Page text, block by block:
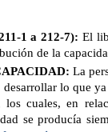
1 a 212-7):El
de la
La
lo que
los cuales, en
se producía